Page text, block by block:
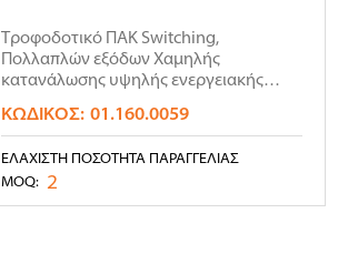
Τροφοδοτικό ΠΑΚ Switching,
Πολλαπλών εξόδων Χαμηλής
κατανάλωσης υψηλής ενεργειακής
ΚΩΔΙΚΌΣ: 01.160.0059
ΕΛΆΧΙΣΤΗ ΠΟΣΌΤΗΤΑ ΠΑΡΑΓΓΕΛΊΑΣ
MOQ: 2